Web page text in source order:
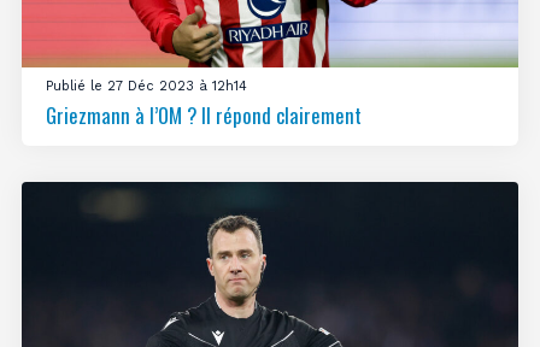
Publié le 27 Déc 2023 à 12h14
Griezmann à l’OM ? Il répond clairement